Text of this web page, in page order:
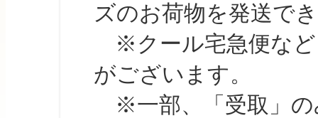
ズのお荷物を発送で
※クール宅急便など
がございます。
※一部、「受取」の